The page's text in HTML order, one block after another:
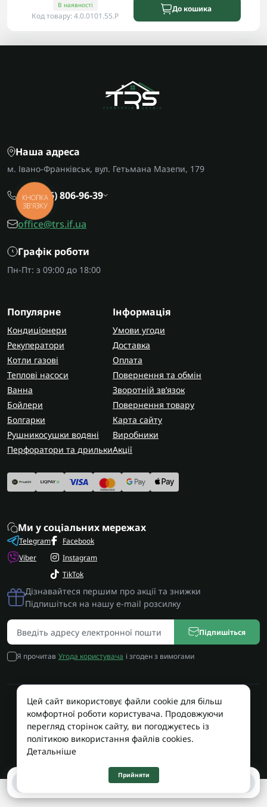
0
В наявності
Код товару: 4.0.0101.55.P
До кошика
Наша адреса
м. Івано-Франківськ, вул. Гетьмана Мазепи, 179
+38 (096) 806-96-39
office@trs.if.ua
Графік роботи
Пн-Пт: з 09:00 до 18:00
Популярне
Кондиціонери
Рекуператори
Котли газові
Теплові насоси
Ванна
Бойлери
Болгарки
Рушникосушки водяні
Перфоратори та дрильки
Інформація
Умови угоди
Доставка
Оплата
Повернення та обмін
Зворотній зв’язок
Повернення товару
Карта сайту
Виробники
Акції
Ми у соціальних мережах
Telegram
Viber
Facebook
Instagram
TikTok
Дізнавайтеся першим про акції та знижки
Підпишіться на нашу e-mail розсилку
Підпишіться
Я прочитав Угода користувача і згоден з вимогами
Працює на OpenCart
Територія Сервісу © 2026
КНОПКА
ЗВ'ЯЗКУ
Цей сайт використовує файли cookie для більш
комфортної роботи користувача. Продовжуючи
перегляд сторінок сайту, ви погоджуєтесь із
політикою використання файлів cookies.
Детальніше
Прийняти